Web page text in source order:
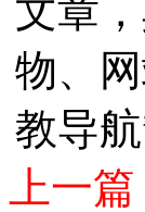
文章
物、
教导航
上一篇